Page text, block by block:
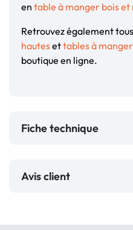
en table à manger bois et
Retrouvez également
hautesettables à
boutique en ligne.
Fiche technique
Avis client